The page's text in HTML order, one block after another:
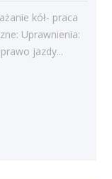
kół- praca
Uprawnienia:
jazdy...